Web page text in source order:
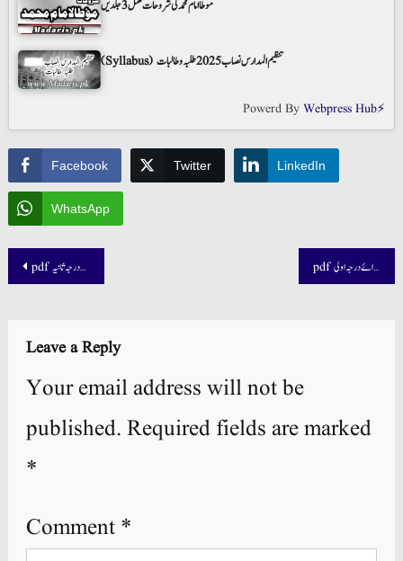
موطا امام محمد کی شروحات مکمل 3 جلدیں
(Syllabus) تنظیم المدارس نصاب 2025 طلبہ و طالبات
Powerd ByWebpress Hub⚡
Facebook Twitter LinkedIn
WhatsApp
Postpdf زاد الطالبین شروحات برائے درجہ ثانیہ pdf نور الایضاح کی شرح برائے درجہ اولی
Leave a Reply
Your email address will not be
published. Required fields are marked
*
Comment *